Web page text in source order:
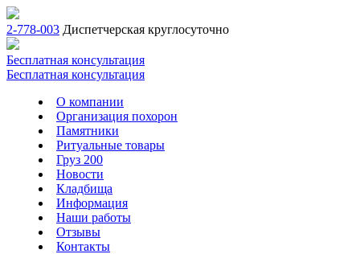
2-778-003 Диспетчерская круглосуточно
Бесплатная консультация
Бесплатная консультация
О компании
Организация похорон
Памятники
Ритуальные товары
Груз 200
Новости
Кладбища
Информация
Наши работы
Отзывы
Контакты